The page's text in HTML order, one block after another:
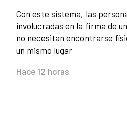
Con este sistema, las
involucradas en la firma de
no necesitan encontrarse
un mismo lugar
Hace 12 horas